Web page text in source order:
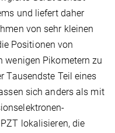
und liefert daher
von sehr kleinen
Positionen von
wenigen Pikometern zu
Tausendste Teil eines
sich anders als mit
lokalisieren, die